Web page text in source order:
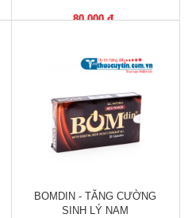
80,000 đ
BOMDIN - TĂNG CƯỜNG
SINH LÝ NAM